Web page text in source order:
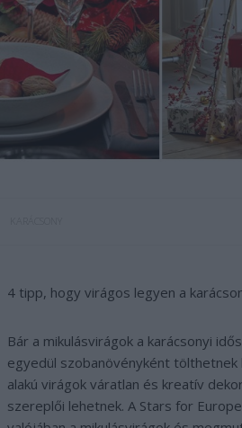
4 tipp, hogy virágos legyen a
Bár a mikulásvirágok a karácsonyi
egyedül szobanövényként tölthetnek
alakú virágok váratlan és kreatív
szereplői lehetnek. A Stars for